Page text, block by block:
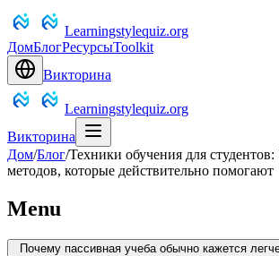
Learningstylequiz.org
ДомБлогРесурсыToolkit
Викторина
Learningstylequiz.org
Викторина
Дом/Блог/Техники обучения для
методов, которые действительно помогают
Menu
Почему пассивная учеба обычно кажется